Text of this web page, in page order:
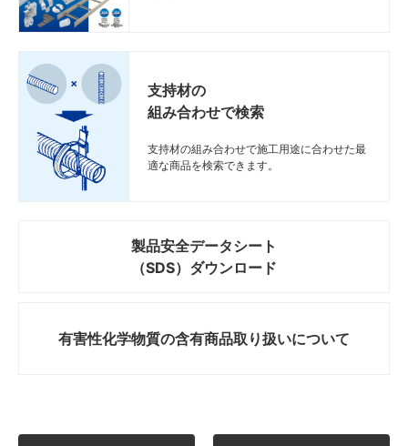
支持材の
組み合わせで検索
支持材の組み合わせで施工用途に合わせた最
適な商品を検索できます。
製品安全データシート
（SDS）ダウンロード
有害性化学物質の含有商品取り扱いについて